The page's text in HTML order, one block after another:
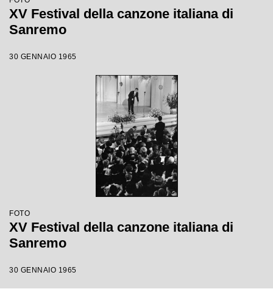
XV Festival della canzone italiana di
Sanremo
30 GENNAIO 1965
FOTO
XV Festival della canzone italiana di
Sanremo
30 GENNAIO 1965